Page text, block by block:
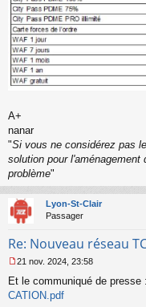
A+
nanar
"Si vous ne considérez pas
solution pour
problème"
Lyon-St-Clair
Passager
Re: Nouveau réseau
e
s
21 nov. 2024, 23:58
Et le communiqué de presse :
CATION.pdf